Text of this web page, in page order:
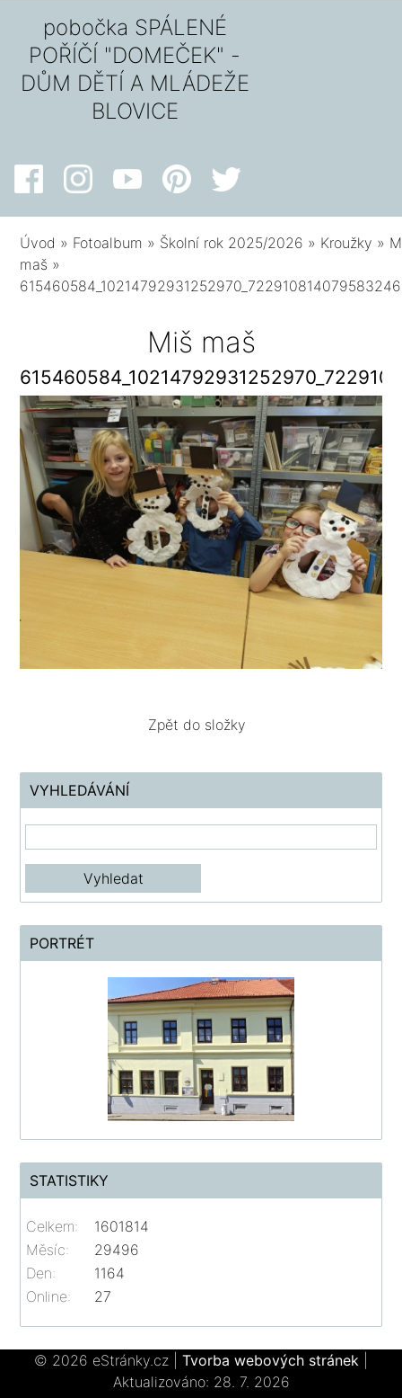
pobočka SPÁLENÉ
POŘÍČÍ "DOMEČEK" -
DŮM DĚTÍ A MLÁDEŽE
BLOVICE
Úvod » Fotoalbum » Školní rok 2025/2026 » Kroužky »
maš »
Miš maš
Zpět do složky
VYHLEDÁVÁNÍ
PORTRÉT
STATISTIKY
Online: 27
Celkem:
1601814
Měsíc:
29496
Den:
1164
© 2026 eStránky.cz Tvorba webových stránek
Aktualizováno: 28. 7. 2026